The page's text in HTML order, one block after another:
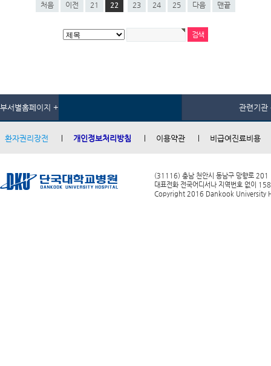
처음 이전 21 22 23 24 25 다음 맨끝
부서별홈페이지 + 관련기관
환자권리장전 개인정보처리방침 이용약관 비급여진료비용
(31116) 충남 천안시 동남구 망향로 201
대표전화 전국어디서나 지역번호 없이
Copyright 2016 Dankook University